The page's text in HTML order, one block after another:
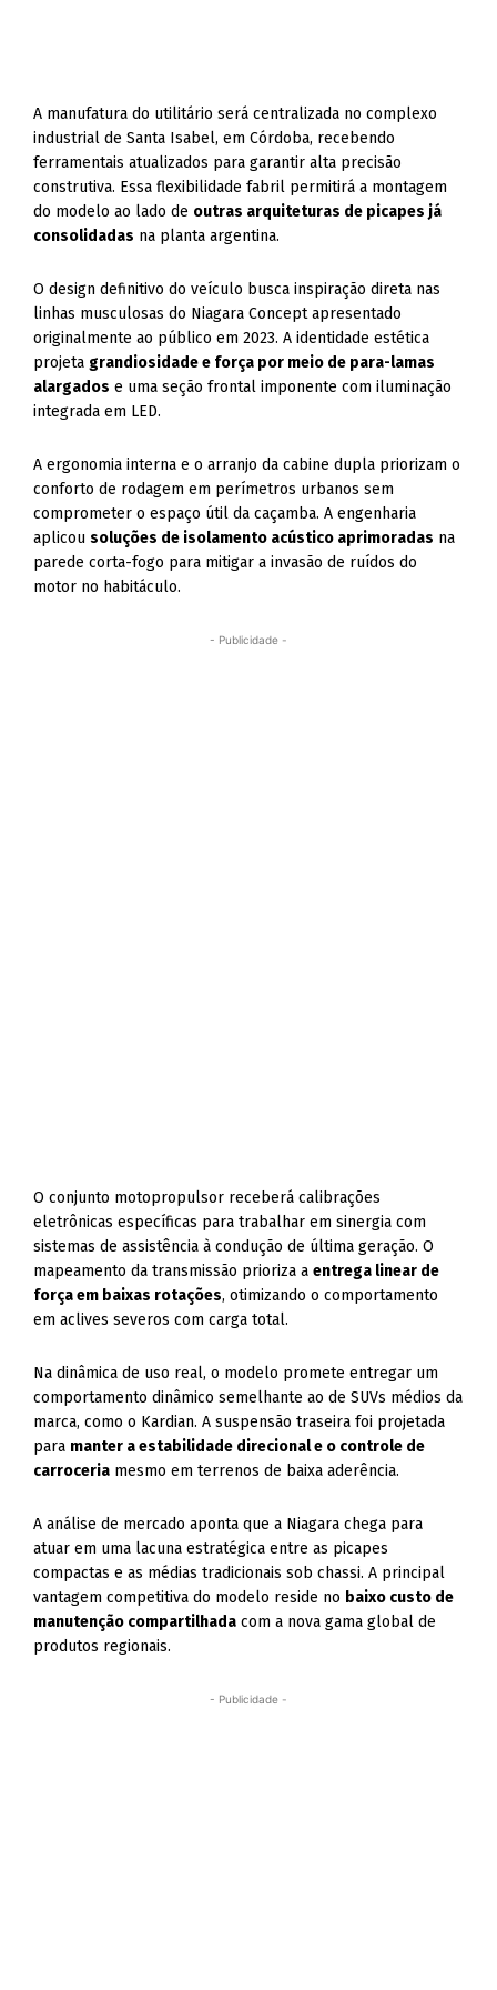
A manufatura do utilitário será centralizada no complexo
industrial de Santa Isabel, em Córdoba, recebendo
ferramentais atualizados para garantir alta precisão
construtiva. Essa flexibilidade fabril permitirá a montagem
do modelo ao lado de outras arquiteturas de picapes já
consolidadas na planta argentina.
O design definitivo do veículo busca inspiração direta nas
linhas musculosas do Niagara Concept apresentado
originalmente ao público em 2023. A identidade estética
projeta grandiosidade e força por meio de para-lamas
alargados e uma seção frontal imponente com iluminação
integrada em LED.
A ergonomia interna e o arranjo da cabine dupla priorizam o
conforto de rodagem em perímetros urbanos sem
comprometer o espaço útil da caçamba. A engenharia
aplicousoluções de isolamento acústico aprimoradas na
parede corta-fogo para mitigar a invasão de ruídos do
motor no habitáculo.
- Publicidade -
O conjunto motopropulsor receberá calibrações
eletrônicas específicas para trabalhar em sinergia com
sistemas de assistência à condução de última geração. O
mapeamento da transmissão prioriza aentrega linear de
força em baixas rotações, otimizando o comportamento
em aclives severos com carga total.
Na dinâmica de uso real, o modelo promete entregar um
comportamento dinâmico semelhante ao de SUVs médios da
marca, como o Kardian. A suspensão traseira foi projetada
para manter a estabilidade direcional e o controle de
carroceria mesmo em terrenos de baixa aderência.
A análise de mercado aponta que a Niagara chega para
atuar em uma lacuna estratégica entre as picapes
compactas e as médias tradicionais sob chassi. A principal
vantagem competitiva do modelo reside no baixo custo de
manutenção compartilhada com a nova gama global de
produtos regionais.
- Publicidade -